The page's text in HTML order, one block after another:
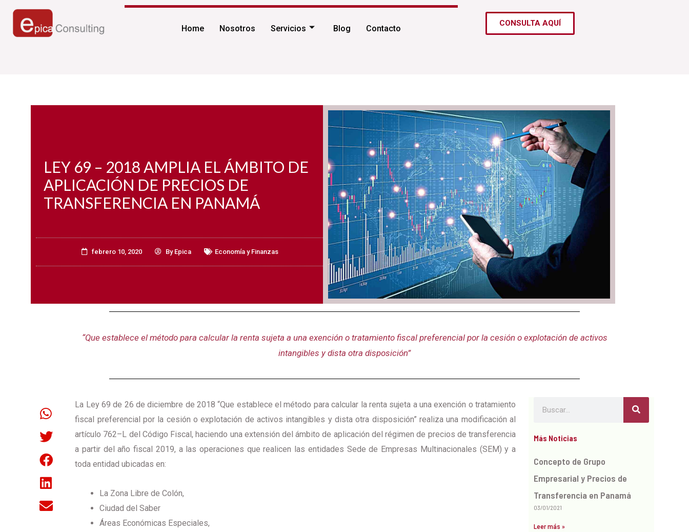
contenido
Home Nosotros Servicios Blog Contacto
CONSULTA AQUÍ
LEY 69 – 2018 AMPLIA EL ÁMBITO DE
APLICACIÓN DE PRECIOS DE
TRANSFERENCIA EN PANAMÁ
febrero 10, 2020 ByEpica Economía y Finanzas
“Que establece el método para calcular la renta sujeta a una exención o tratamiento fiscal preferencial por la cesión o explotación de activos
intangibles y dista otra disposición”
La Ley 69 de 26 de diciembre de 2018 “Que establece el método para calcular la renta sujeta a una exención o tratamiento
fiscal preferencial por la cesión o explotación de activos intangibles y dista otra disposición” realiza una modificación al
artículo 762–L del Código Fiscal, haciendo una extensión del ámbito de aplicación del régimen de precios de transferencia
a partir del año fiscal 2019, a las operaciones que realicen las entidades Sede de Empresas Multinacionales (SEM) y a
toda entidad ubicadas en:
La Zona Libre de Colón,
Ciudad del Saber
Áreas Económicas Especiales,
Más Noticias
Concepto de Grupo
Empresarial y Precios de
Transferencia en Panamá
03/01/2021
Leer más »